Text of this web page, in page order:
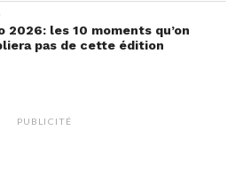
2026: les 10 moments qu’on
pas de cette édition
PUBLICITÉ